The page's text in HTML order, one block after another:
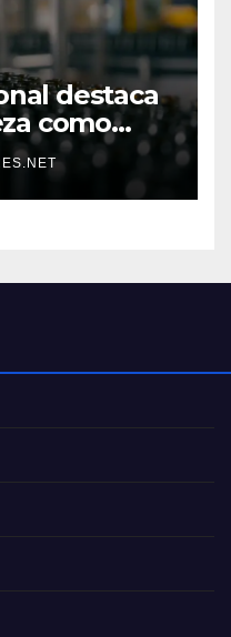
destaca
como